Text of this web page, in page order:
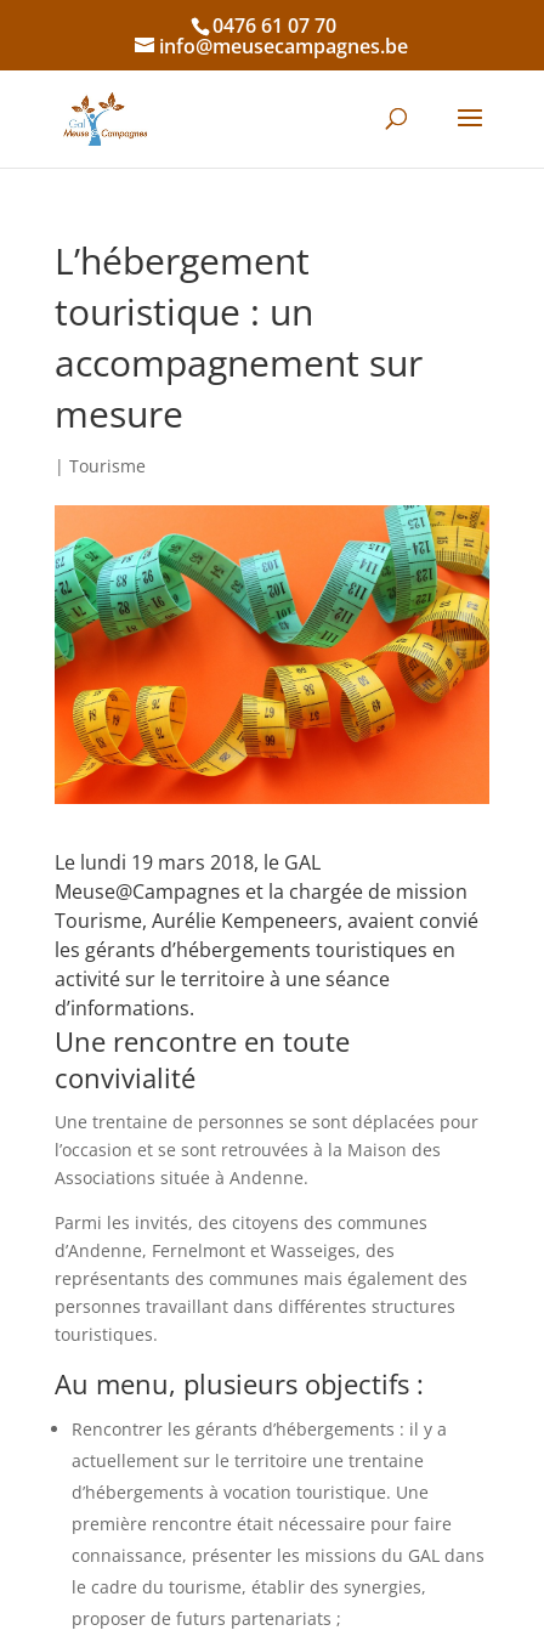
0476 61 07 70
info@meusecampagnes.be
L’hébergement
touristique : un
accompagnement sur
mesure
| Tourisme
Le lundi 19 mars 2018, le GAL
Meuse@Campagnes et la chargée de mission
Tourisme, Aurélie Kempeneers, avaient convié
les gérants d’hébergements touristiques en
activité sur le territoire à une séance
d’informations.
Une rencontre en toute
convivialité
Une trentaine de personnes se sont déplacées pour
l’occasion et se sont retrouvées à la Maison des
Associations située à Andenne.
Parmi les invités, des citoyens des communes
d’Andenne, Fernelmont et Wasseiges, des
représentants des communes mais également des
personnes travaillant dans différentes structures
touristiques.
Au menu, plusieurs objectifs :
Rencontrer les gérants d’hébergements : il y a
actuellement sur le territoire une trentaine
d’hébergements à vocation touristique. Une
première rencontre était nécessaire pour faire
connaissance, présenter les missions du GAL dans
le cadre du tourisme, établir des synergies,
proposer de futurs partenariats ;